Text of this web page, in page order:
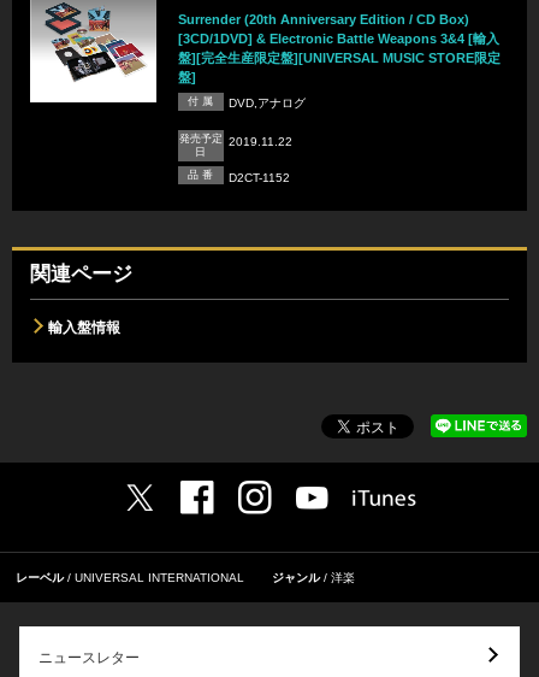
Surrender (20th Anniversary Edition / CD Box)
[3CD/1DVD] & Electronic Battle Weapons 3&4 [輸入
盤][完全生産限定盤][UNIVERSAL MUSIC STORE限定
盤]
付 属 DVD,アナログ
発売予定
日
2019.11.22
品 番 D2CT-1152
関連ページ
輸入盤情報
レーベル UNIVERSAL INTERNATIONAL ジャンル 洋楽
ニュースレター